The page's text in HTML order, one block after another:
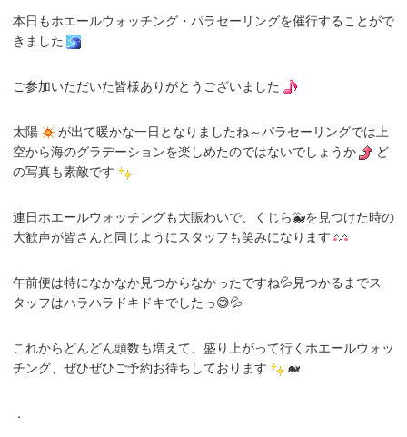
本日もホエールウォッチング・パラセーリングを催行することがで
きました
ご参加いただいた皆様ありがとうございました
太陽
が出て暖かな一日となりましたね～パラセーリングでは上
空から海のグラデーションを楽しめたのではないでしょうか
ど
の写真も素敵です
連日ホエールウォッチングも大賑わいで、くじら🐳を見つけた時の
大歓声が皆さんと同じようにスタッフも笑みになります
午前便は特になかなか見つからなかったですね💦見つかるまでス
タッフはハラハラドキドキでしたっ😅💦
これからどんどん頭数も増えて、盛り上がって行くホエールウォッ
チング、ぜひぜひご予約お待ちしております
🐋
．